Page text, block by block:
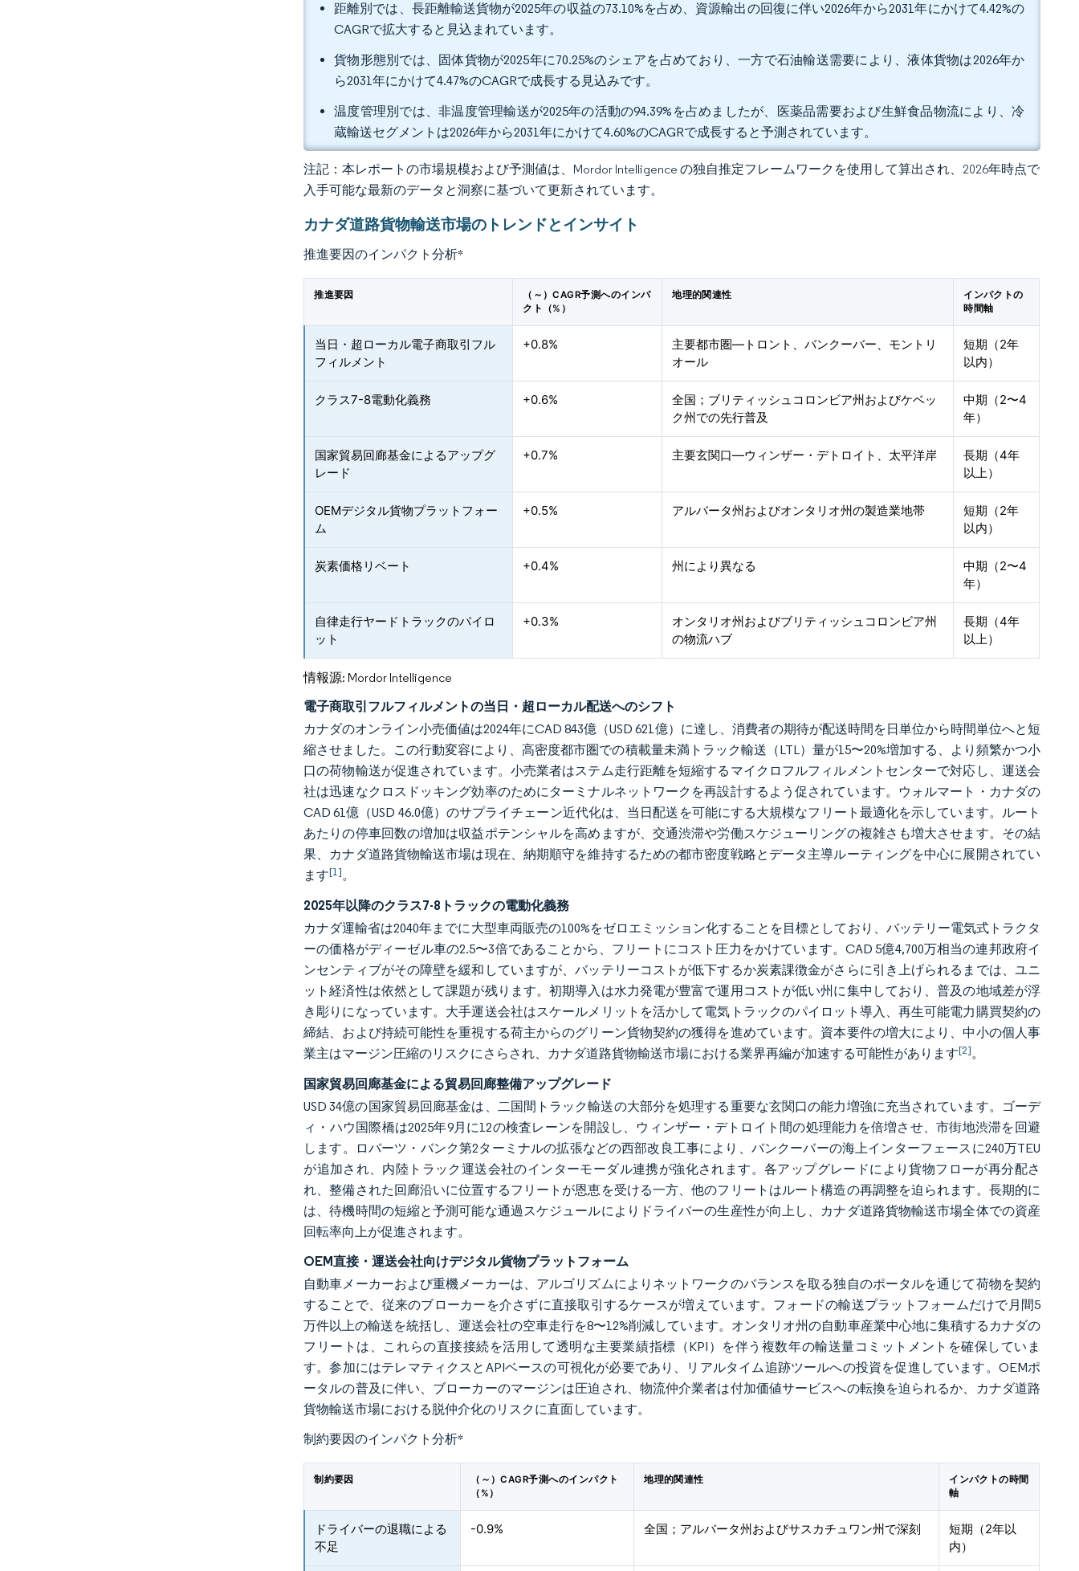
距離別では、長距離輸送貨物が2025年の収益の73.10%を占め、資源輸出の回復に伴い2026年から2031年にかけて4.42%の
CAGRで拡大すると見込まれています。
貨物形態別では、固体貨物が2025年に70.25%のシェアを占めており、一方で石油輸送需要により、液体貨物は2026年か
ら2031年にかけて4.47%のCAGRで成長する見込みです。
温度管理別では、非温度管理輸送が2025年の活動の94.39%を占めましたが、医薬品需要および生鮮食品物流により、冷
蔵輸送セグメントは2026年から2031年にかけて4.60%のCAGRで成長すると予測されています。
注記：本レポートの市場規模および予測値は、Mordor Intelligence の独自推定フレームワークを使用して算出され、2026年時点で
入手可能な最新のデータと洞察に基づいて更新されています。
カナダ道路貨物輸送市場のトレンドとインサイト
推進要因のインパクト分析*
推進要因
（～）CAGR予測へのインパ
クト（%）
地理的関連性
インパクトの
時間軸
当日・超ローカル電子商取引フル
フィルメント
+0.8%
主要都市圏—トロント、バンクーバー、モントリ
オール
短期（2年
以内）
クラス7-8電動化義務 +0.6%
全国；ブリティッシュコロンビア州およびケベッ
ク州での先行普及
中期（2〜4
年）
国家貿易回廊基金によるアップグ
レード
+0.7% 主要玄関口—ウィンザー・デトロイト、太平洋岸
長期（4年
以上）
OEMデジタル貨物プラットフォー
ム
+0.5% アルバータ州およびオンタリオ州の製造業地帯
短期（2年
以内）
炭素価格リベート +0.4% 州により異なる
中期（2〜4
年）
自律走行ヤードトラックのパイロ
ット
+0.3%
オンタリオ州およびブリティッシュコロンビア州
の物流ハブ
長期（4年
以上）
情報源: Mordor Intelligence
電子商取引フルフィルメントの当日・超ローカル配送へのシフト
カナダのオンライン小売価値は2024年にCAD 843億（USD 621億）に達し、消費者の期待が配送時間を日単位から時間単位へと短
縮させました。この行動変容により、高密度都市圏での積載量未満トラック輸送（LTL）量が15〜20%増加する、より頻繁かつ小
口の荷物輸送が促進されています。小売業者はステム走行距離を短縮するマイクロフルフィルメントセンターで対応し、運送会
社は迅速なクロスドッキング効率のためにターミナルネットワークを再設計するよう促されています。ウォルマート・カナダの
CAD 61億（USD 46.0億）のサプライチェーン近代化は、当日配送を可能にする大規模なフリート最適化を示しています。ルート
あたりの停車回数の増加は収益ポテンシャルを高めますが、交通渋滞や労働スケジューリングの複雑さも増大させます。その結
果、カナダ道路貨物輸送市場は現在、納期順守を維持するための都市密度戦略とデータ主導ルーティングを中心に展開されてい
ます[1]。
2025年以降のクラス7-8トラックの電動化義務
カナダ運輸省は2040年までに大型車両販売の100%をゼロエミッション化することを目標としており、バッテリー電気式トラクタ
ーの価格がディーゼル車の2.5〜3倍であることから、フリートにコスト圧力をかけています。CAD 5億4,700万相当の連邦政府イ
ンセンティブがその障壁を緩和していますが、バッテリーコストが低下するか炭素課徴金がさらに引き上げられるまでは、ユニ
ット経済性は依然として課題が残ります。初期導入は水力発電が豊富で運用コストが低い州に集中しており、普及の地域差が浮
き彫りになっています。大手運送会社はスケールメリットを活かして電気トラックのパイロット導入、再生可能電力購買契約の
締結、および持続可能性を重視する荷主からのグリーン貨物契約の獲得を進めています。資本要件の増大により、中小の個人事
業主はマージン圧縮のリスクにさらされ、カナダ道路貨物輸送市場における業界再編が加速する可能性があります[2]。
国家貿易回廊基金による貿易回廊整備アップグレード
USD 34億の国家貿易回廊基金は、二国間トラック輸送の大部分を処理する重要な玄関口の能力増強に充当されています。ゴーデ
ィ・ハウ国際橋は2025年9月に12の検査レーンを開設し、ウィンザー・デトロイト間の処理能力を倍増させ、市街地渋滞を回避
します。ロバーツ・バンク第2ターミナルの拡張などの西部改良工事により、バンクーバーの海上インターフェースに240万TEU
が追加され、内陸トラック運送会社のインターモーダル連携が強化されます。各アップグレードにより貨物フローが再分配さ
れ、整備された回廊沿いに位置するフリートが恩恵を受ける一方、他のフリートはルート構造の再調整を迫られます。長期的に
は、待機時間の短縮と予測可能な通過スケジュールによりドライバーの生産性が向上し、カナダ道路貨物輸送市場全体での資産
回転率向上が促進されます。
OEM直接・運送会社向けデジタル貨物プラットフォーム
自動車メーカーおよび重機メーカーは、アルゴリズムによりネットワークのバランスを取る独自のポータルを通じて荷物を契約
することで、従来のブローカーを介さずに直接取引するケースが増えています。フォードの輸送プラットフォームだけで月間5
万件以上の輸送を統括し、運送会社の空車走行を8〜12%削減しています。オンタリオ州の自動車産業中心地に集積するカナダの
フリートは、これらの直接接続を活用して透明な主要業績指標（KPI）を伴う複数年の輸送量コミットメントを確保していま
す。参加にはテレマティクスとAPIベースの可視化が必要であり、リアルタイム追跡ツールへの投資を促進しています。OEMポ
ータルの普及に伴い、ブローカーのマージンは圧迫され、物流仲介業者は付加価値サービスへの転換を迫られるか、カナダ道路
貨物輸送市場における脱仲介化のリスクに直面しています。
制約要因のインパクト分析*
制約要因
（～）CAGR予測へのインパクト
（%）
地理的関連性
インパクトの時間
軸
ドライバーの退職による
不足
-0.9% 全国；アルバータ州およびサスカチュワン州で深刻
短期（2年以
内）